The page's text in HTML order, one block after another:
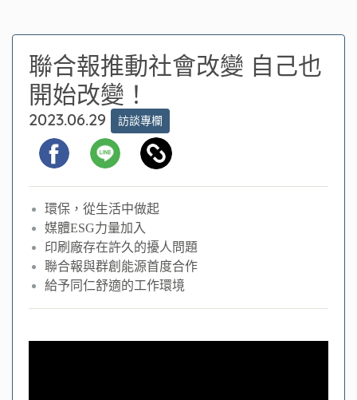
聯合報推動社會改變 自己也
開始改變！
2023.06.29 訪談專欄
環保，從生活中做起
媒體ESG力量加入
印刷廠存在許久的擾人問題
聯合報與群創能源首度合作
給予同仁舒適的工作環境